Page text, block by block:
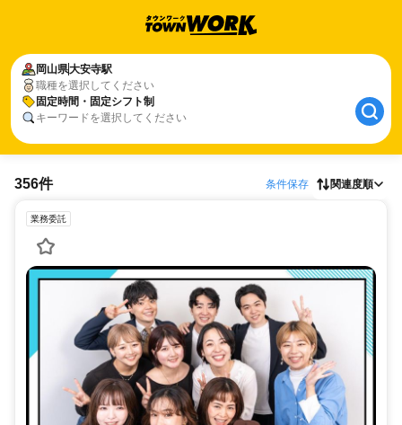
岡山県大安寺駅
職種を選択してください
固定時間・固定シフト制
キーワードを選択してください
356件 条件保存 関連度順
業務委託